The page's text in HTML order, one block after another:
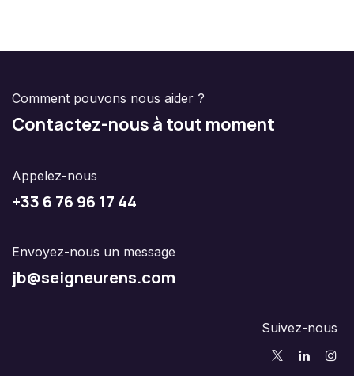
Comment pouvons nous aider ?
Contactez-nous à tout moment
Appelez-nous
+33 6 76 96 17 44
Envoyez-nous un message
jb@seigneurens.com
Suivez-nous